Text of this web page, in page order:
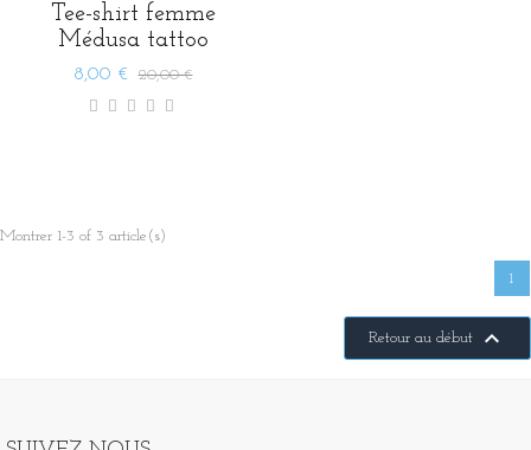
Tee-shirt femme
Médusa tattoo
8,00 € 20,00 €
Montrer 1-3 of 3 article(s)
1
Retour au début 